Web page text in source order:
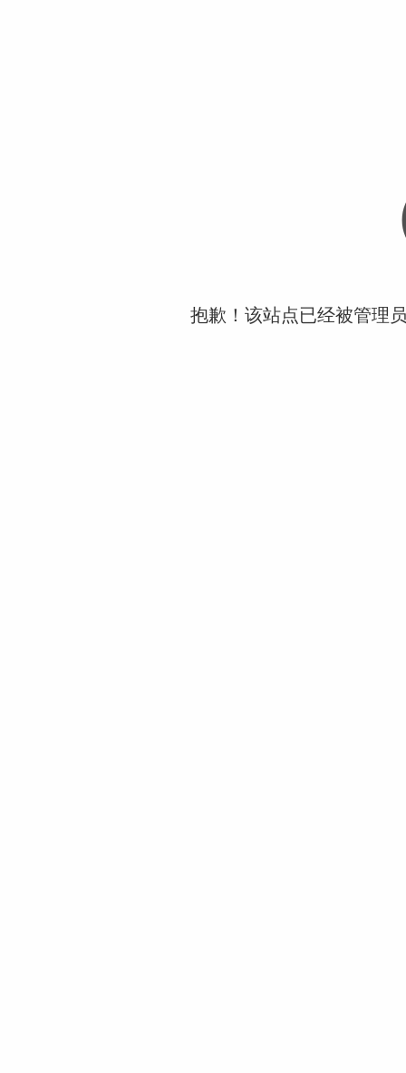
抱歉！该站点已经被管理